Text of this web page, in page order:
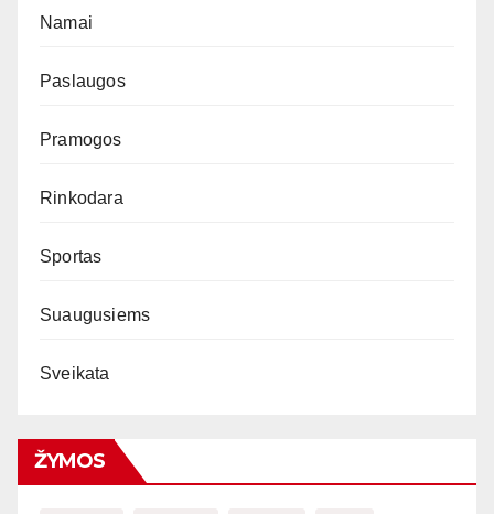
Namai
Paslaugos
Pramogos
Rinkodara
Sportas
Suaugusiems
Sveikata
ŽYMOS